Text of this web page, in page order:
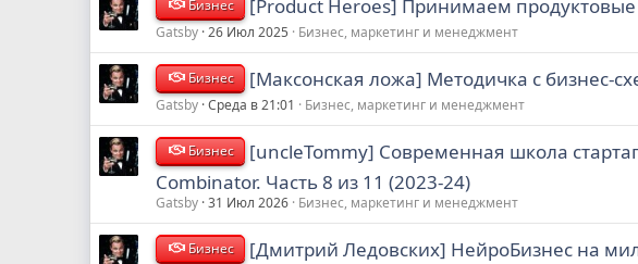
Бизнес [Product Heroes] Принимаем
Gatsby 26 Июл 2025 Бизнес, маркетинг и менеджмент
Бизнес [Максонская ложа] Методичка с бизнес-
Gatsby Среда в 21:01 Бизнес, маркетинг и менеджмент
Бизнес
[uncleTommy] Современная школа
Combinator. Часть 8 из 11 (2023-24)
Gatsby 31 Июл 2026 Бизнес, маркетинг и менеджмент
Бизнес [Дмитрий Ледовских] НейроБизнес на